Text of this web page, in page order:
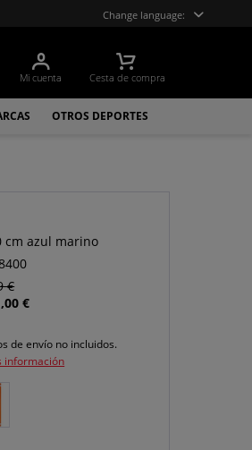
Change language:
Mi cuenta Cesta de compra
OTROS DEPORTES
cm azul marino
€
€
de envío no incluidos.
información